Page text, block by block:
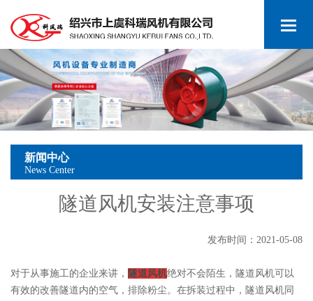
新闻中心
News Center
隧道风机安装注意事项
发布时间：2021-05-08
对于从事施工的企业来讲， 隧道风机绝对不会陌生，隧道风机可以
有效的改善隧道内的空气，排除粉尘。在拆装过程中，隧道风机同